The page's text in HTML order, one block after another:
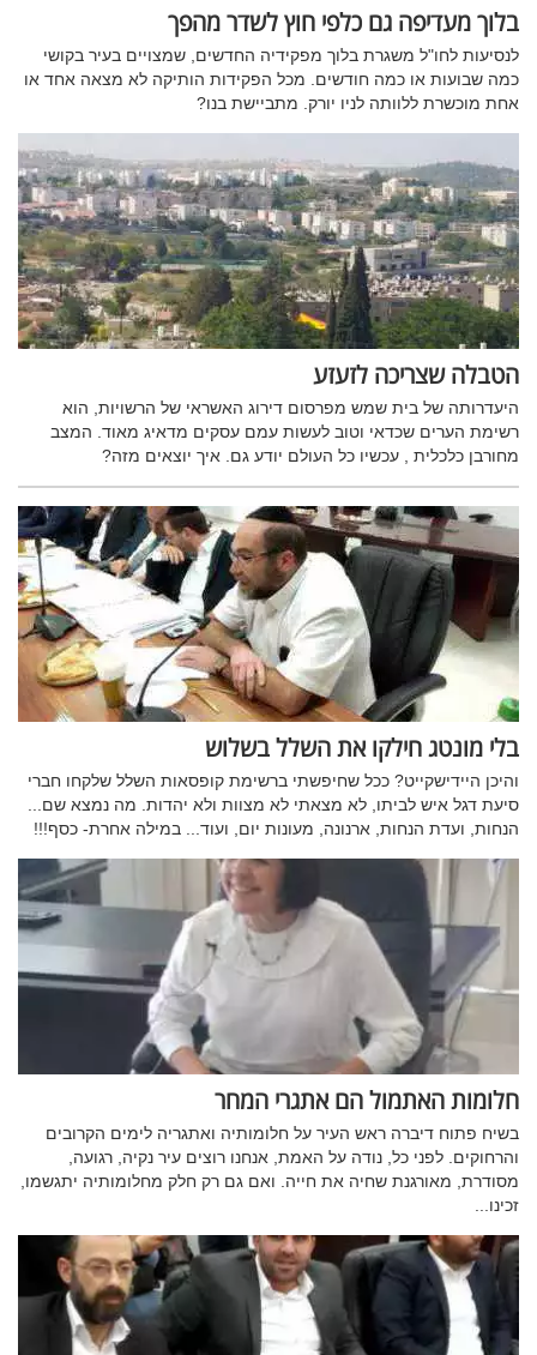
בלוך מעדיפה גם כלפי חוץ לשדר מהפך
לנסיעות לחו"ל משגרת בלוך מפקידיה החדשים, שמצויים בעיר בקושי
כמה שבועות או כמה חודשים. מכל הפקידות הותיקה לא מצאה אחד או
אחת מוכשרת ללוותה לניו יורק. מתביישת בנו?
הטבלה שצריכה לזעזע
היעדרותה של בית שמש מפרסום דירוג האשראי של הרשויות, הוא
רשימת הערים שכדאי וטוב לעשות עמם עסקים מדאיג מאוד. המצב
מחורבן כלכלית , עכשיו כל העולם יודע גם. איך יוצאים מזה?
בלי מונטג חילקו את השלל בשלוש
והיכן היידישקייט? ככל שחיפשתי ברשימת קופסאות השלל שלקחו חברי
סיעת דגל איש לביתו, לא מצאתי לא מצוות ולא יהדות. מה נמצא שם...
הנחות, ועדת הנחות, ארנונה, מעונות יום, ועוד... במילה אחרת- כסף!!!
חלומות האתמול הם אתגרי המחר
בשיח פתוח דיברה ראש העיר על חלומותיה ואתגריה לימים הקרובים
והרחוקים. לפני כל, נודה על האמת, אנחנו רוצים עיר נקיה, רגועה,
מסודרת, מאורגנת שחיה את חייה. ואם גם רק חלק מחלומותיה יתגשמו,
זכינו...